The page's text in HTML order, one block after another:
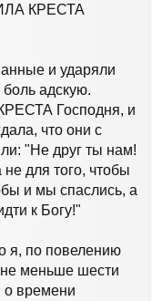
КРЕСТА
и ударяли
адскую.
Господня, и
что они с
"Не друг ты нам!
для того, чтобы
и мы спаслись, а
к Богу!"
я, по повелению
меньше шести
о времени